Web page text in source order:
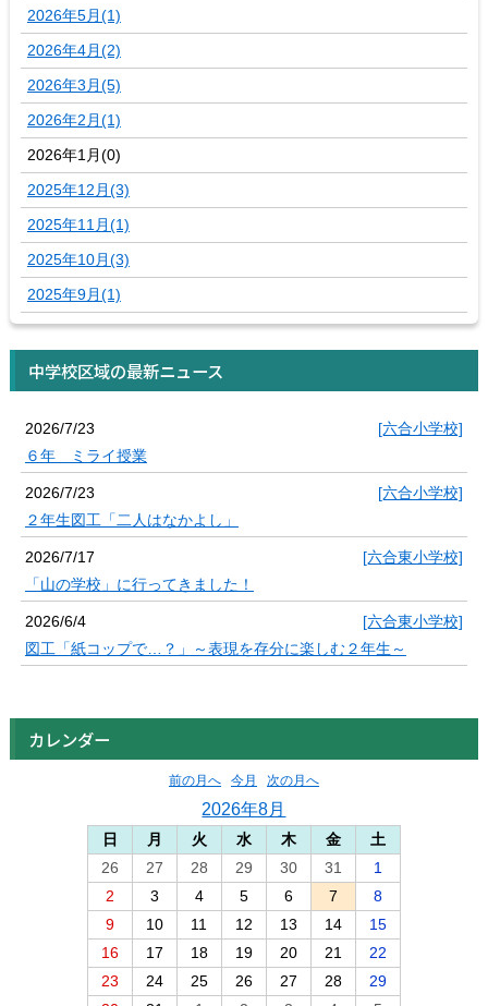
2026年5月(1)
2026年4月(2)
2026年3月(5)
2026年2月(1)
2026年1月(0)
2025年12月(3)
2025年11月(1)
2025年10月(3)
2025年9月(1)
中学校区域の最新ニュース
2026/7/23
[六合小学校]
６年 ミライ授業
2026/7/23
[六合小学校]
２年生図工「二人はなかよし」
2026/7/17
[六合東小学校]
「山の学校」に行ってきました！
2026/6/4
[六合東小学校]
図工「紙コップで…？」～表現を存分に楽しむ２年生～
カレンダー
前の月へ 今月 次の月へ
2026年8月
日 月 火 水 木 金
土
26
27 28 29 30 31
1
2
3 4 5 6 7
8
9
10 11 12 13 14
15
16
17 18 19 20 21
22
23
24 25 26 27 28
29